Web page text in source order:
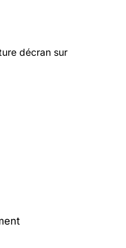
décran sur